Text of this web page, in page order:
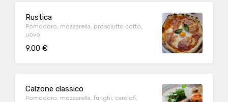
Rustica
Pomodoro, mozzarella, prosciutto cotto,
uovo
9.00 €
Calzone classico
Pomodoro, mozzarella, funghi, carciofi,